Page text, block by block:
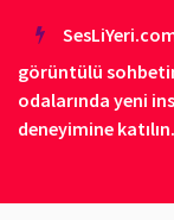
görüntülü
odalarında yeni
deneyimine katılın.